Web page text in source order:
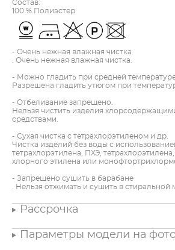
Состав:
100 % Полиэстер
- Очень нежная влажная чистка
. Очень нежная влажная чистка.
- Можно гладить при средней
Разрешена гладить утюгом при
- Отбеливание запрещено.
Нельзя чистить изделия
средствами.
- Сухая чистка с тетрахлорэтиленом и др.
Чистка изделий без воды с
тетрахлорэтилена, ПХЭ,
хлорного этилена или
- Запрещено сушить в барабане
. Нельзя отжимать и сушить в стиральной
Рассрочка
Параметры модели на